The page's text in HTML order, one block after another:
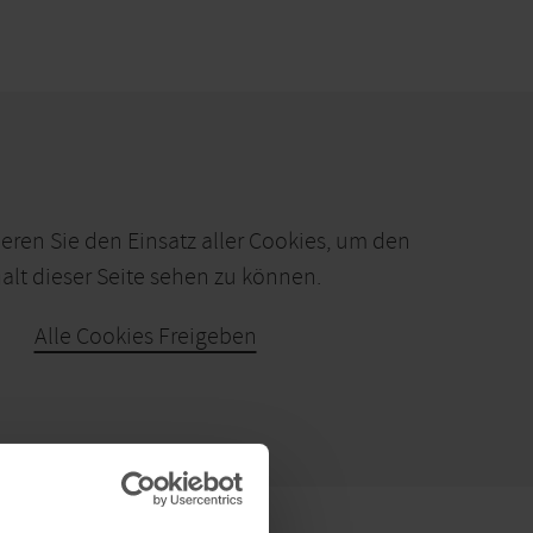
Sie den Einsatz aller Cookies, um den
dieser Seite sehen zu können.
Alle Cookies Freigeben